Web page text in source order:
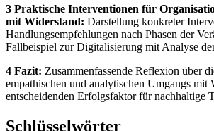
3 Praktische Interventionen für
mit Widerstand: Darstellung konkreter
Handlungsempfehlungen nach Phasen der
Fallbeispiel zur Digitalisierung mit Analyse
4 Fazit: Zusammenfassende Reflexion über
empathischen und analytischen Umgangs mit
entscheidenden Erfolgsfaktor für nachhaltige
Schlüsselwörter